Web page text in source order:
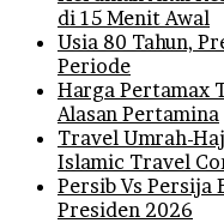
di 15 Menit Awal
Usia 80 Tahun,
Periode
Harga Pertamax
Alasan Pertamina
Travel Umrah-
Islamic Travel
Persib Vs Persija
Presiden 2026